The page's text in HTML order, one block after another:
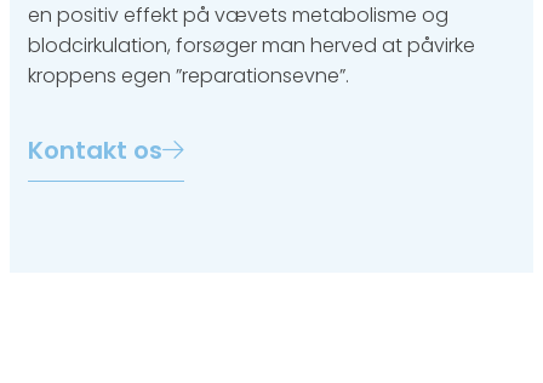
en positiv effekt på vævets metabolisme og
blodcirkulation, forsøger man herved at påvirke
kroppens egen ”reparationsevne”.
Kontakt os